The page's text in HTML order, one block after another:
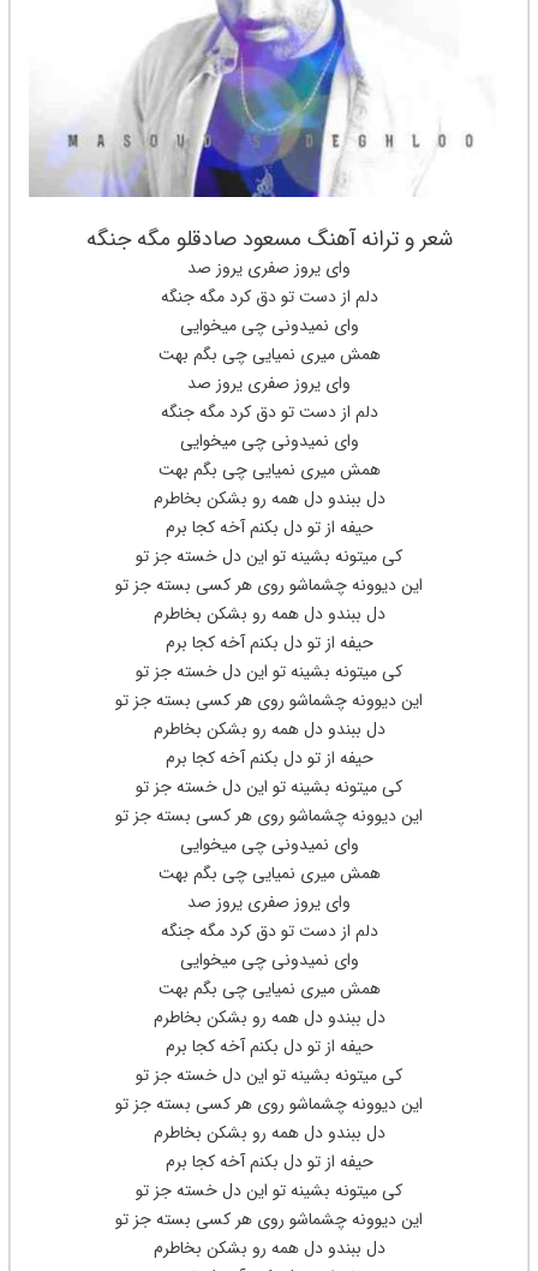
شعر و ترانه آهنگ مسعود صادقلو مگه جنگه
وای یروز صفری یروز صد
دلم از دست تو دق کرد مگه جنگه
وای نمیدونی چی میخوایی
همش میری نمیایی چی بگم بهت
وای یروز صفری یروز صد
دلم از دست تو دق کرد مگه جنگه
وای نمیدونی چی میخوایی
همش میری نمیایی چی بگم بهت
دل ببندو دل همه رو بشکن بخاطرم
حیفه از تو دل بکنم آخه کجا برم
کی میتونه بشینه تو این دل خسته جز تو
این دیوونه چشماشو روی هر کسی بسته جز تو
دل ببندو دل همه رو بشکن بخاطرم
حیفه از تو دل بکنم آخه کجا برم
کی میتونه بشینه تو این دل خسته جز تو
این دیوونه چشماشو روی هر کسی بسته جز تو
دل ببندو دل همه رو بشکن بخاطرم
حیفه از تو دل بکنم آخه کجا برم
کی میتونه بشینه تو این دل خسته جز تو
این دیوونه چشماشو روی هر کسی بسته جز تو
وای نمیدونی چی میخوایی
همش میری نمیایی چی بگم بهت
وای یروز صفری یروز صد
دلم از دست تو دق کرد مگه جنگه
وای نمیدونی چی میخوایی
همش میری نمیایی چی بگم بهت
دل ببندو دل همه رو بشکن بخاطرم
حیفه از تو دل بکنم آخه کجا برم
کی میتونه بشینه تو این دل خسته جز تو
این دیوونه چشماشو روی هر کسی بسته جز تو
دل ببندو دل همه رو بشکن بخاطرم
حیفه از تو دل بکنم آخه کجا برم
کی میتونه بشینه تو این دل خسته جز تو
این دیوونه چشماشو روی هر کسی بسته جز تو
دل ببندو دل همه رو بشکن بخاطرم